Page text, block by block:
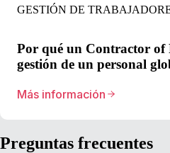
GESTIÓN DE
Por qué un Contractor of
gestión de un personal
Más información
Preguntas frecuentes